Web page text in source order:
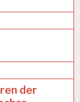
der